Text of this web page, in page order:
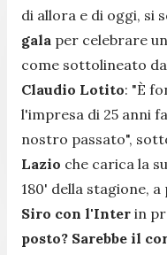
di allora e di oggi, si
gala per celebrare
come sottolineato
Claudio Lotito: "È
l'impresa di 25 anni
nostro passato",
Lazio che carica la
180' della stagione,
Siro con l'Inter in
posto? Sarebbe il